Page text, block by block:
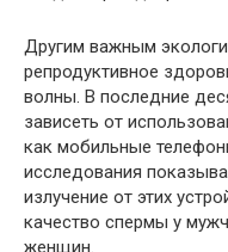
Другим важным
репродуктивное
волны. В последние
зависеть от
как мобильные
исследования
излучение от этих
качество спермы у
женщин.